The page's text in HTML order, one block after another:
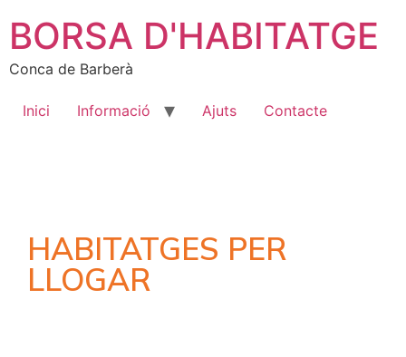
BORSA D'HABITATGE
Conca de Barberà
Inici Informació Ajuts Contacte
HABITATGES PER
LLOGAR